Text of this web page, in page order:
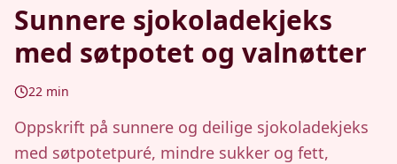
Sunnere sjokoladekjeks
med søtpotet og valnøtter
22 min
Oppskrift på sunnere og deilige sjokoladekjeks
med søtpotetpuré, mindre sukker og fett,